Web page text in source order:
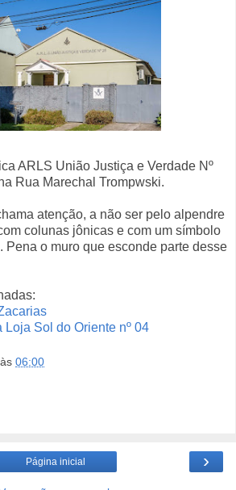
ARLS União Justiça e Verdade Nº
Rua Marechal Trompwski.
atenção, a não ser pelo alpendre
colunas jônicas e com um símbolo
Pena o muro que esconde parte desse
Loja Sol do Oriente nº 04
às 06:00
›
Página inicial